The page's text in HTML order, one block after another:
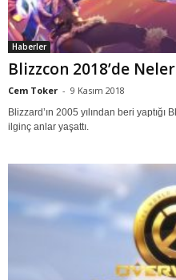
Haberler
Blizzcon 2018’de
Cem Toker - 9 Kasım 2018
Blizzard’ın 2005 yılından beri
ilginç anlar yaşattı.